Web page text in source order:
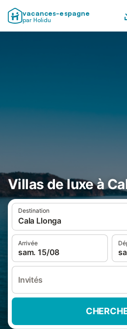
vacances-espagne
par Holidu
Villas de luxe à
Destination
Cala Llonga
Arrivée
sam. 15/08
Invités